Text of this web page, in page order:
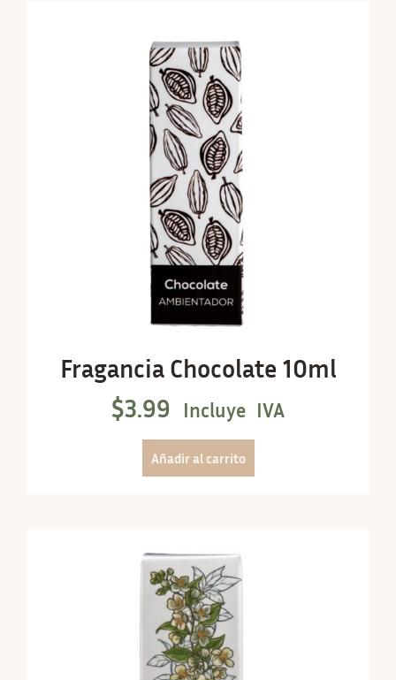
Fragancia Chocolate 10ml
$3.99 Incluye IVA
Añadir al carrito